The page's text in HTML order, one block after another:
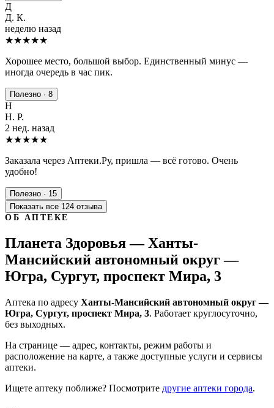
Д
Д. К.
неделю назад
★★★★★
Хорошее место, большой выбор. Единственный минус —
иногда очередь в час пик.
Полезно · 8
Н
Н. Р.
2 нед. назад
★★★★★
Заказала через Аптеки.Ру, пришла — всё готово. Очень
удобно!
Полезно · 15
Показать все 124 отзыва
ОБ АПТЕКЕ
Планета Здоровья — Ханты-
Мансийский автономный округ —
Югра, Сургут, проспект Мира, 3
Аптека по адресу Ханты-Мансийский автономный округ —
Югра, Сургут, проспект Мира, 3. Работает круглосуточно,
без выходных.
На странице — адрес, контакты, режим работы и
расположение на карте, а также доступные услуги и сервисы
аптеки.
Ищете аптеку поближе? Посмотрите другие аптеки города.